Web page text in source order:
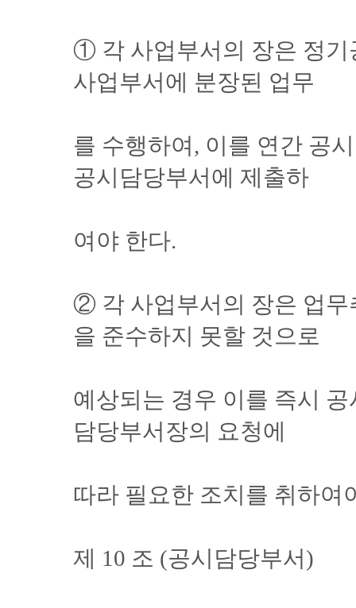
① 각 사업부서의 장은 정기
사업부서에 분장된 업무
를 수행하여, 이를 연간 공
공시담당부서에 제출하
여야 한다.
② 각 사업부서의 장은 업무
을 준수하지 못할 것으로
예상되는 경우 이를 즉시
담당부서장의 요청에
따라 필요한 조치를 취하여
제 10 조 (공시담당부서)